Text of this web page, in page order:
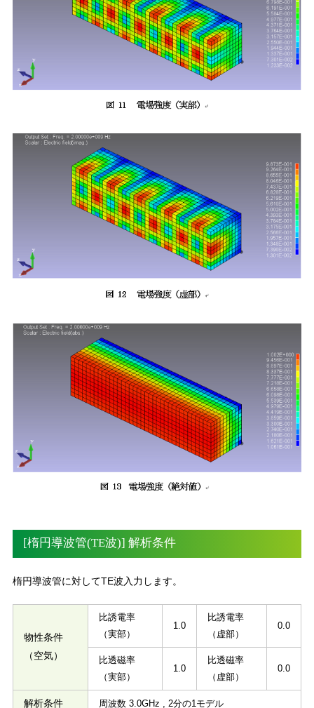
[楕円導波管(TE波)] 解析条件
楕円導波管に対してTE波入力します。
物性条件
（空気）
比誘電率
（実部）
1.0
比誘電率
（虚部）
0.0
比透磁率
（実部）
1.0
比透磁率
（虚部）
0.0
解析条件 周波数 3.0GHz , 2分の1モデル